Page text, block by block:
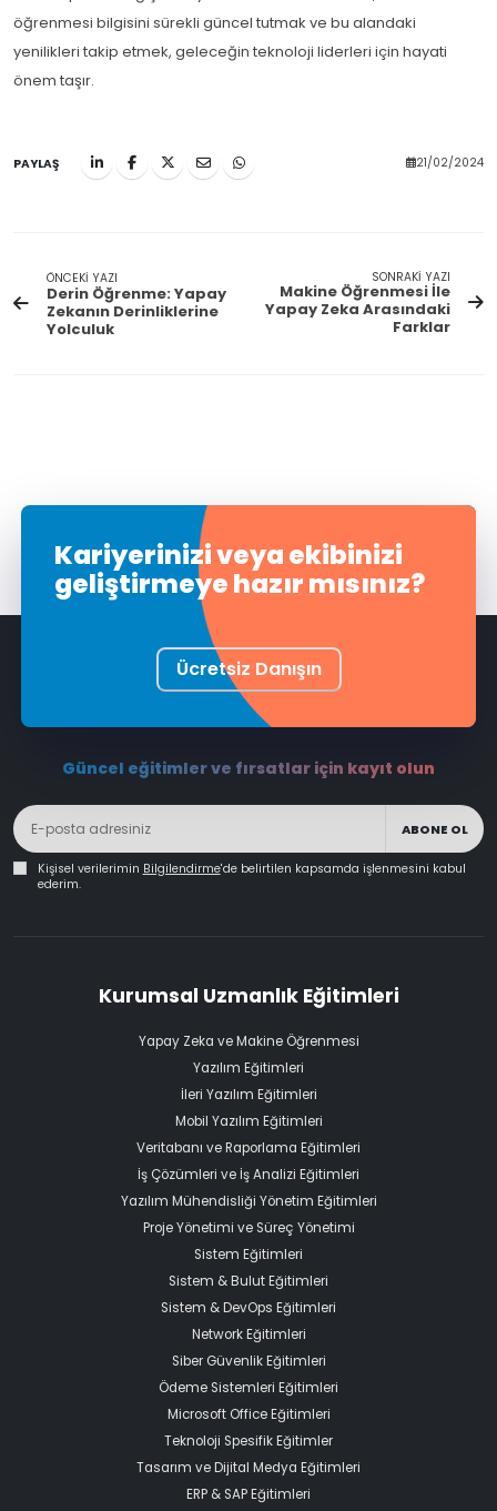
öğrenmesi bilgisini sürekli güncel tutmak ve bu alandaki
yenilikleri takip etmek, geleceğin teknoloji liderleri için hayati
önem taşır.
21/02/2024
PAYLAŞ
ÖNCEKİ YAZI
Derin Öğrenme: Yapay
Zekanın Derinliklerine
Yolculuk
SONRAKİ YAZI
Makine Öğrenmesi İle
Yapay Zeka Arasındaki
Farklar
Kariyerinizi veya ekibinizi
geliştirmeye hazır mısınız?
Ücretsiz Danışın
Güncel eğitimler ve fırsatlar için kayıt olun
ABONE OL
Kişisel verilerimin Bilgilendirme'de belirtilen kapsamda işlenmesini kabul
ederim.
Kurumsal Uzmanlık Eğitimleri
Yapay Zeka ve Makine Öğrenmesi
Yazılım Eğitimleri
İleri Yazılım Eğitimleri
Mobil Yazılım Eğitimleri
Veritabanı ve Raporlama Eğitimleri
İş Çözümleri ve İş Analizi Eğitimleri
Yazılım Mühendisliği Yönetim Eğitimleri
Proje Yönetimi ve Süreç Yönetimi
Sistem Eğitimleri
Sistem & Bulut Eğitimleri
Sistem & DevOps Eğitimleri
Network Eğitimleri
Siber Güvenlik Eğitimleri
Ödeme Sistemleri Eğitimleri
Microsoft Office Eğitimleri
Teknoloji Spesifik Eğitimler
Tasarım ve Dijital Medya Eğitimleri
ERP & SAP Eğitimleri